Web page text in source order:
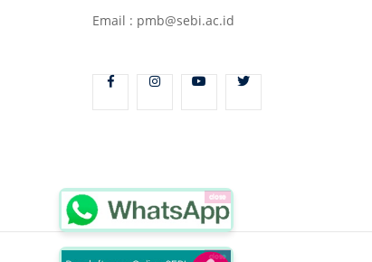
Email : pmb@sebi.ac.id
close
close